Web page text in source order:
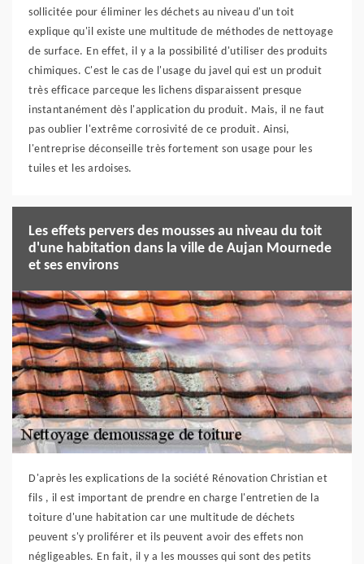
sollicitée pour éliminer les déchets au niveau d'un toit
explique qu'il existe une multitude de méthodes de nettoyage
de surface. En effet, il y a la possibilité d'utiliser des produits
chimiques. C'est le cas de l'usage du javel qui est un produit
très efficace parceque les lichens disparaissent presque
instantanément dès l'application du produit. Mais, il ne faut
pas oublier l'extrême corrosivité de ce produit. Ainsi,
l'entreprise déconseille très fortement son usage pour les
tuiles et les ardoises.
Les effets pervers des mousses au niveau du toit
d'une habitation dans la ville de Aujan Mournede
et ses environs
D'après les explications de la société Rénovation Christian et
fils , il est important de prendre en charge l'entretien de la
toiture d'une habitation car une multitude de déchets
peuvent s'y proliférer et ils peuvent avoir des effets non
négligeables. En fait, il y a les mousses qui sont des petits